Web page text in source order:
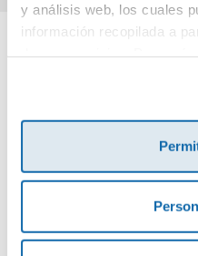
y análisis web, los cuales
información recopilada a
¡Sé el primero en